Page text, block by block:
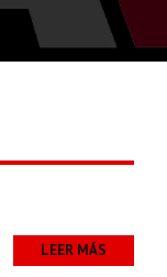
LEER MÁS